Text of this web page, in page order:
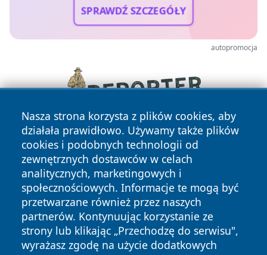
SPRAWDŹ SZCZEGÓŁY
autopromocja
Nasza strona korzysta z plików cookies, aby
działała prawidłowo. Używamy także plików
cookies i podobnych technologii od
zewnętrznych dostawców w celach
analitycznych, marketingowych i
społecznościowych. Informacje te mogą być
przetwarzane również przez naszych
partnerów. Kontynuując korzystanie ze
strony lub klikając „Przechodzę do serwisu",
wyrażasz zgodę na użycie dodatkowych
Copyright © 2026 katowicelove.pl Wszystkie prawa
zastrzeżone.